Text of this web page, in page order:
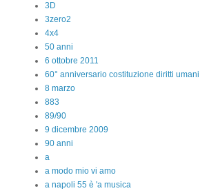
3D
3zero2
4x4
50 anni
6 ottobre 2011
60° anniversario costituzione diritti umani
8 marzo
883
89/90
9 dicembre 2009
90 anni
a
a modo mio vi amo
a napoli 55 è 'a musica